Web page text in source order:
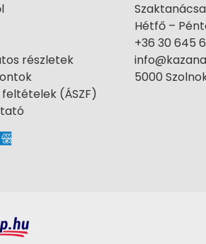
részletek
(ÁSZF)
Hétfő –
+36 30 645
5000